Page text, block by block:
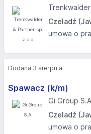
Czeladź
umowa o
Spawacz (k/m)
Gi Group
Czeladź
umowa o
Dodana 3 sierpnia